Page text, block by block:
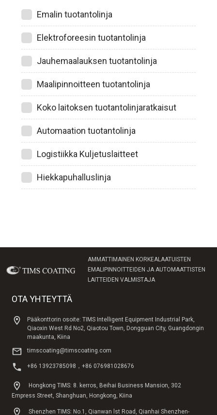
Emalin tuotantolinja
Elektroforeesin tuotantolinja
Jauhemaalauksen tuotantolinja
Maalipinnoitteen tuotantolinja
Koko laitoksen tuotantolinjaratkaisut
Automaation tuotantolinja
Logistiikka Kuljetuslaitteet
Hiekkapuhalluslinja
AMMATTIMAINEN KORKEALAATUISTEN
EMALIPINNOITTEIDEN JA AUTOMAATTISTEN
LAITTEIDEN VALMISTAJA
OTA YHTEYTTÄ
Pääkonttorin osoite: TIMS Intelligent Equipment Industrial Park,
Qiaoxin West Rd No2, Qiaotou Town, Dongguan City, Guangdongin
maakunta, Kiina
timscoating@timscoating.com
+86 13923785098，+86 076981028676
Hongkong TIMS: 8. kerros, Beihai Business Mansion, 302
Empress Street, Shanghuan, Hongkong, Kiina
Shenzhen TIMS: No.1, Qianwan lst Road, Qianhai Shenzhen-